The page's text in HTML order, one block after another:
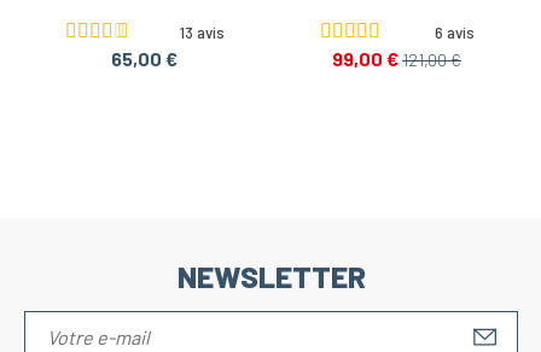
13 avis
65,00 €
6 avis
99,00 €121,00 €
NEWSLETTER